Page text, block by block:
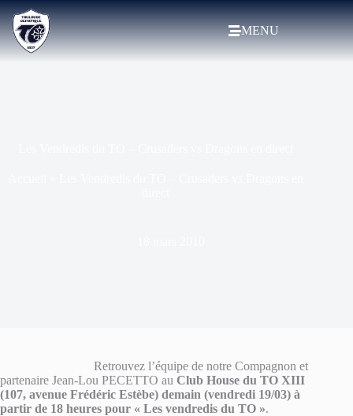
MENU
Retrouvez l’équipe de notre Compagnon et
partenaire Jean-Lou PECETTO au Club House du TO XIII
(107, avenue Frédéric Estèbe) demain (vendredi 19/03) à
partir de 18 heures pour « Les vendredis du TO ».